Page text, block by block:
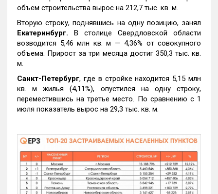
объем строительства вырос на 212,7 тыс. кв. м.
Вторую строку, поднявшись на одну позицию, занял
Екатеринбург. В столице Свердловской области
возводится 5,46 млн кв. м — 4,36% от совокупного
объема. Прирост за три месяца достиг 350,3 тыс. кв.
м.
Санкт-Петербург, где в стройке находится 5,15 млн
кв. м жилья (4,11%), опустился на одну строку,
переместившись на третье место. По сравнению с 1
июля показатель вырос на 29,3 тыс. кв. м.